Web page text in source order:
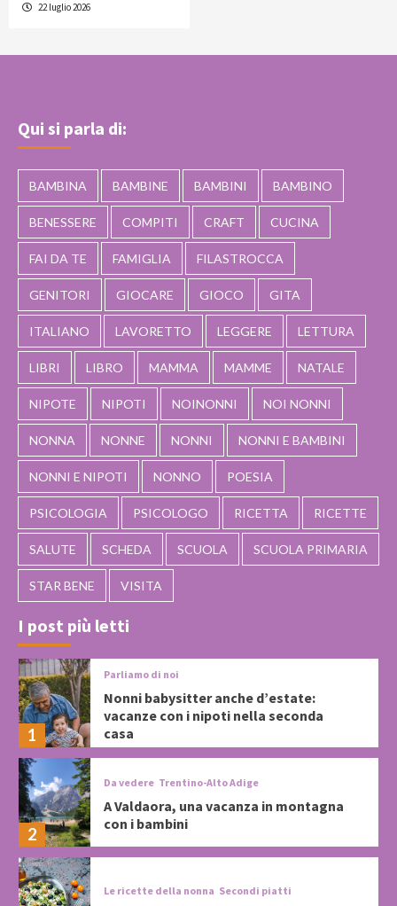
22 luglio 2026
Qui si parla di:
BAMBINA BAMBINE BAMBINI BAMBINO
BENESSERE COMPITI CRAFT CUCINA
FAI DA TE FAMIGLIA FILASTROCCA
GENITORI GIOCARE GIOCO GITA
ITALIANO LAVORETTO LEGGERE LETTURA
LIBRI LIBRO MAMMA MAMME NATALE
NIPOTE NIPOTI NOINONNI NOI NONNI
NONNA NONNE NONNI NONNI E BAMBINI
NONNI E NIPOTI NONNO POESIA
PSICOLOGIA PSICOLOGO RICETTA RICETTE
SALUTE SCHEDA SCUOLA SCUOLA PRIMARIA
STAR BENE VISITA
I post più letti
1
Parliamo di noi
Nonni babysitter anche d’estate:
vacanze con i nipoti nella seconda
casa
2
Da vedere Trentino-Alto Adige
A Valdaora, una vacanza in montagna
con i bambini
Le ricette della nonna Secondi piatti